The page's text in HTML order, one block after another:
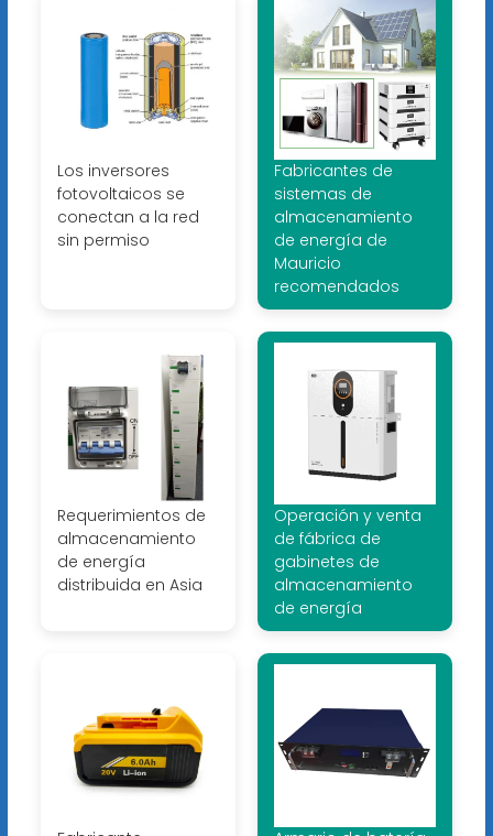
Los inversores
fotovoltaicos se
conectan a la red
sin permiso
Fabricantes de
sistemas de
almacenamiento
de energía de
Mauricio
recomendados
Requerimientos de
almacenamiento
de energía
distribuida en Asia
Operación y venta
de fábrica de
gabinetes de
almacenamiento
de energía